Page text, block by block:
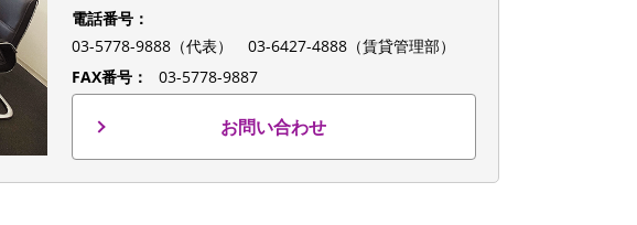
電話番号：
03-5778-9888（代表） 03-6427-4888（賃貸管理部）
FAX番号：
03-5778-9887
お問い合わせ